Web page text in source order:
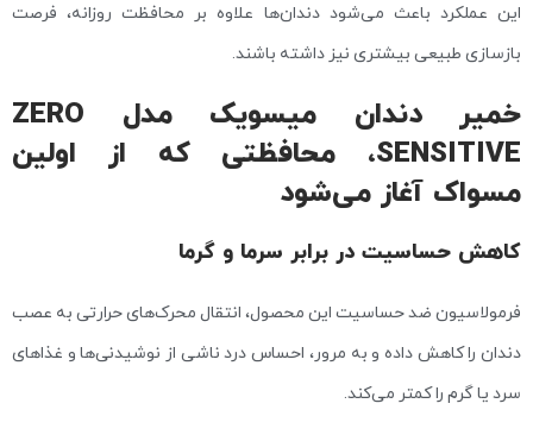
این عملکرد باعث می‌شود دندان‌ها علاوه بر محافظت روزانه، فرصت
بازسازی طبیعی بیشتری نیز داشته باشند.
خمیر دندان میسویک مدل ZERO
SENSITIVE، محافظتی که از اولین
مسواک آغاز می‌شود
کاهش حساسیت در برابر سرما و گرما
فرمولاسیون ضد حساسیت این محصول، انتقال محرک‌های حرارتی به عصب
دندان را کاهش داده و به مرور، احساس درد ناشی از نوشیدنی‌ها و غذاهای
سرد یا گرم را کمتر می‌کند.